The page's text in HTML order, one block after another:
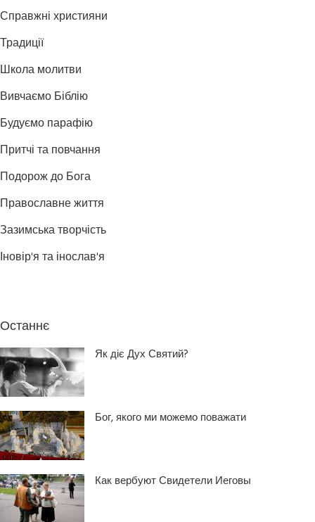
Справжні християни
Традиції
Школа молитви
Вивчаємо Біблію
Будуємо парафію
Притчі та повчання
Подорож до Бога
Православне життя
Зазимська творчість
Іновір'я та інослав'я
Останнє
Як діє Дух Святий?
Бог, якого ми можемо поважати
Как вербуют Свидетели Иеговы